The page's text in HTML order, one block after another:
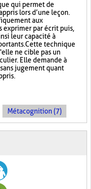
qui permet de
lors d’une leçon.
aux
exprimer par écrit puis,
leur capacité à
Cette technique
ne cible pas un
Elle demande à
jugement quant
Métacognition (7)